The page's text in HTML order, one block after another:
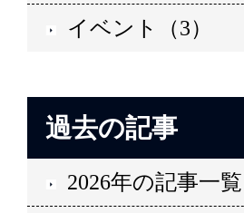
イベント（3）
過去の記事
2026年の記事一覧